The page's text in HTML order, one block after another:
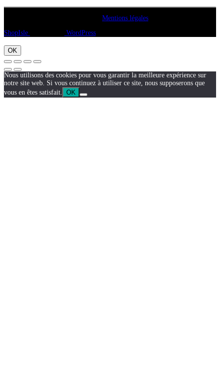
Mentions légales
ShopIsle
WordPress
OK
Nous utilisons des cookies pour vous garantir la meilleure expérience sur
notre site web. Si vous continuez à utiliser ce site, nous supposerons que
vous en êtes satisfait.
OK